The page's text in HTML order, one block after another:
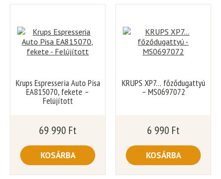
Krups Espresseria Auto Pisa
EA815070, fekete –
Felújított
69 990 Ft
KOSÁRBA
KRUPS XP7… főződugattyú
– MS0697072
6 990 Ft
KOSÁRBA